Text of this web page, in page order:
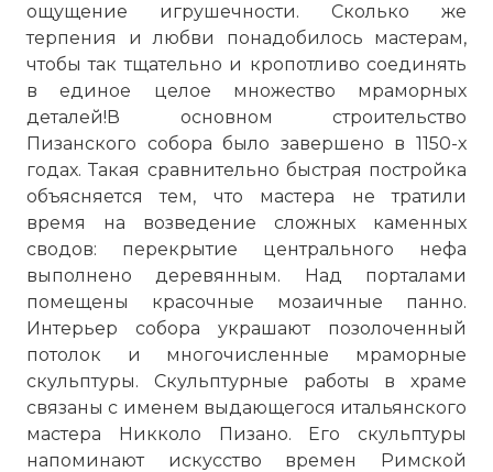
ощущение игрушечности. Сколько же
терпения и любви понадобилось мастерам,
чтобы так тщательно и кропотливо соединять
в единое целое множество мраморных
деталей!В основном строительство
Пизанского собора было завершено в 1150-х
годах. Такая сравнительно быстрая постройка
объясняется тем, что мастера не тратили
время на возведение сложных каменных
сводов: перекрытие центрального нефа
выполнено деревянным. Над порталами
помещены красочные мозаичные панно.
Интерьер собора украшают позолоченный
потолок и многочисленные мраморные
скульптуры. Скульптурные работы в храме
связаны с именем выдающегося итальянского
мастера Никколо Пизано. Его скульптуры
напоминают искусство времен Римской